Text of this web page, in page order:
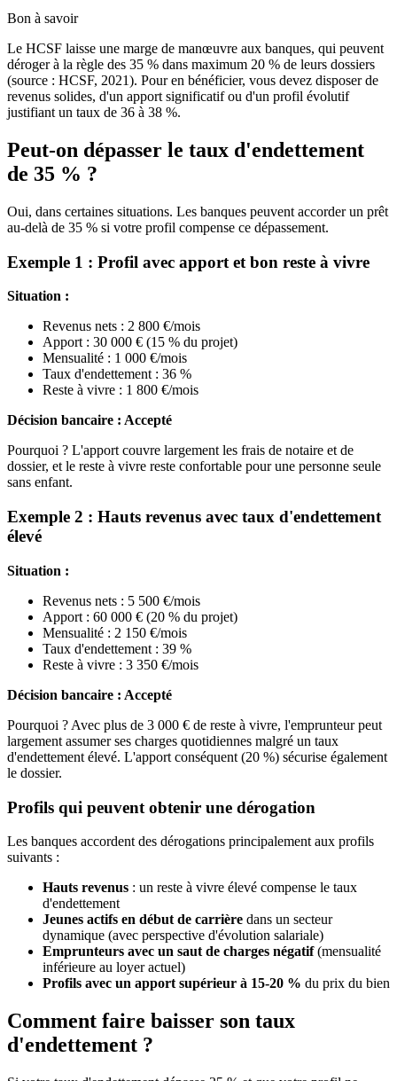
Bon à savoir
Le HCSF laisse une marge de manœuvre aux banques, qui peuvent
déroger à la règle des 35 % dans maximum 20 % de leurs dossiers
(source : HCSF, 2021). Pour en bénéficier, vous devez disposer de
revenus solides, d'un apport significatif ou d'un profil évolutif
justifiant un taux de 36 à 38 %.
Peut-on dépasser le taux d'endettement
de 35 % ?
Oui, dans certaines situations. Les banques peuvent accorder un prêt
au-delà de 35 % si votre profil compense ce dépassement.
Exemple 1 : Profil avec apport et bon reste à vivre
Situation :
Revenus nets : 2 800 €/mois
Apport : 30 000 € (15 % du projet)
Mensualité : 1 000 €/mois
Taux d'endettement : 36 %
Reste à vivre : 1 800 €/mois
Décision bancaire : Accepté
Pourquoi ? L'apport couvre largement les frais de notaire et de
dossier, et le reste à vivre reste confortable pour une personne seule
sans enfant.
Exemple 2 : Hauts revenus avec taux d'endettement
élevé
Situation :
Revenus nets : 5 500 €/mois
Apport : 60 000 € (20 % du projet)
Mensualité : 2 150 €/mois
Taux d'endettement : 39 %
Reste à vivre : 3 350 €/mois
Décision bancaire : Accepté
Pourquoi ? Avec plus de 3 000 € de reste à vivre, l'emprunteur peut
largement assumer ses charges quotidiennes malgré un taux
d'endettement élevé. L'apport conséquent (20 %) sécurise également
le dossier.
Profils qui peuvent obtenir une dérogation
Les banques accordent des dérogations principalement aux profils
suivants :
Hauts revenus : un reste à vivre élevé compense le taux
d'endettement
Jeunes actifs en début de carrière dans un secteur
dynamique (avec perspective d'évolution salariale)
Emprunteurs avec un saut de charges négatif(mensualité
inférieure au loyer actuel)
Profils avec un apport supérieur à 15-20 % du prix du bien
Comment faire baisser son taux
d'endettement ?